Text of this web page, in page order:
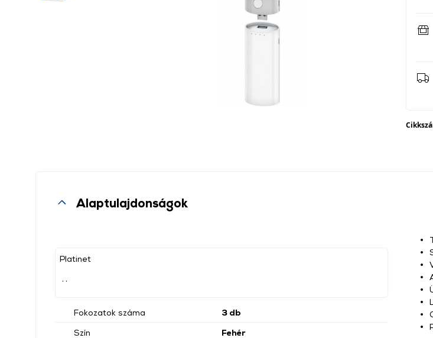
Alaptulajdonságok
Platinet
Fokozatok száma
3 db
Szín
Fehér